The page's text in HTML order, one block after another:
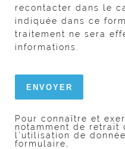
recontacter dans le
indiquée dans ce
traitement ne sera
informations.
Pour connaître et
notamment de retrait
l’utilisation de
formulaire,